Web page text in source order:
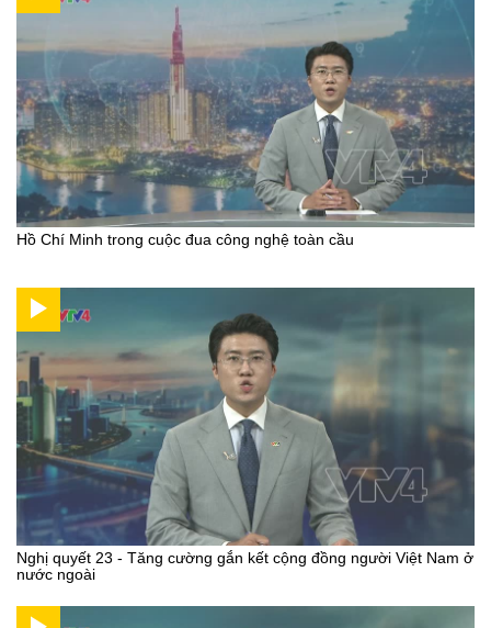
Hồ Chí Minh trong cuộc đua công nghệ toàn cầu
Nghị quyết 23 - Tăng cường gắn kết cộng đồng người Việt Nam ở
nước ngoài